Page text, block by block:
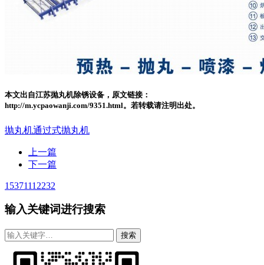
本文出自江苏抛丸机除锈设备，原文链接：
http://m.ycpaowanji.com/9351.html。若转载请注明出处。
抛丸机通过式抛丸机
上一篇
下一篇
15371112232
输入关键词进行搜索